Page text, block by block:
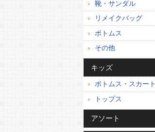
靴・サンダル
リメイクバッグ
ボトムス
その他
キッズ
ボトムス・スカート
トップス
アソート